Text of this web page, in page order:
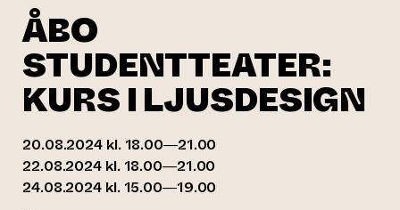
ÅBO
STUDENTTEATER:
KURS I LJUSDESIGN
20.08.2024 kl. 18.00—21.00
22.08.2024 kl. 18.00—21.00
24.08.2024 kl. 15.00—19.00